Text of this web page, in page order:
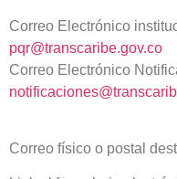
Correo Electrónico
pqr@transcaribe.gov.co
Correo Electrónico
Correo físico o postal